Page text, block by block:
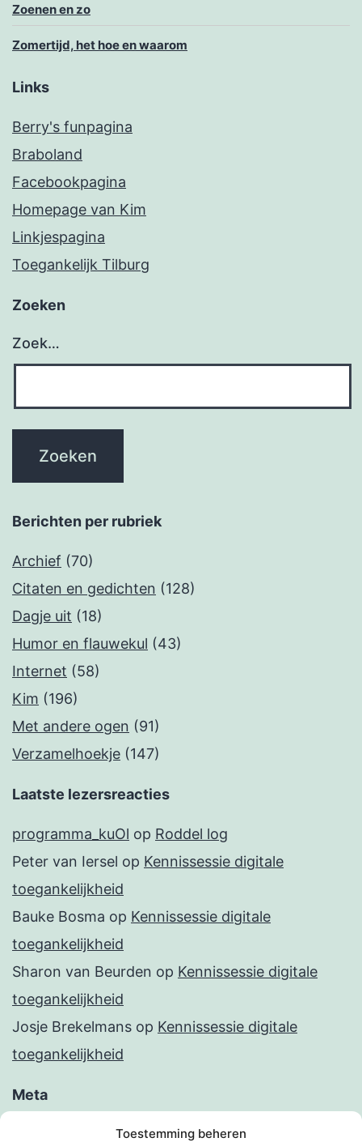
Toestemming beheren
Zoenen en zo
Zomertijd, het hoe en waarom
Links
Berry's funpagina
Braboland
Facebookpagina
Homepage van Kim
Linkjespagina
Toegankelijk Tilburg
Zoeken
Zoek…
Berichten per rubriek
Archief (70)
Citaten en gedichten (128)
Dagje uit (18)
Humor en flauwekul (43)
Internet (58)
Kim (196)
Met andere ogen (91)
Verzamelhoekje (147)
Laatste lezersreacties
programma_kuOl op Roddel log
Peter van Iersel op Kennissessie digitale
toegankelijkheid
Bauke Bosma op Kennissessie digitale
toegankelijkheid
Sharon van Beurden op Kennissessie digitale
toegankelijkheid
Josje Brekelmans op Kennissessie digitale
toegankelijkheid
Meta